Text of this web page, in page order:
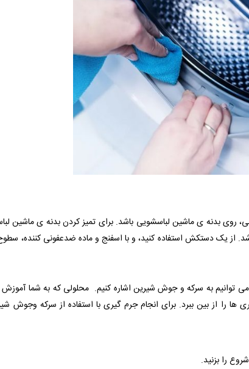
بدنه ی ماشین لباسشویی باشد. برای تمیز کردن بدنه ی ماشین
از یک دستکش استفاده کنید، و با اسفنج و ماده ضدعفونی کننده،
توانیم به سرکه و جوش شیرین اشاره کنیم. محلولی که به شما
را از بین ببرد. برای انجام جرم گیری با استفاده از سرکه وجوش